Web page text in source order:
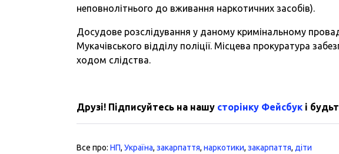
неповнолітнього до вживання наркотичних засобів).
Досудове розслідування у даному кримінальному
Мукачівського відділу поліції. Місцева прокуратура
ходом слідства.
Друзі! Підписуйтесь на нашу сторінку Фейсбук і
Все про:НП,Україна,закарпаття,наркотики,закарпаття, діти